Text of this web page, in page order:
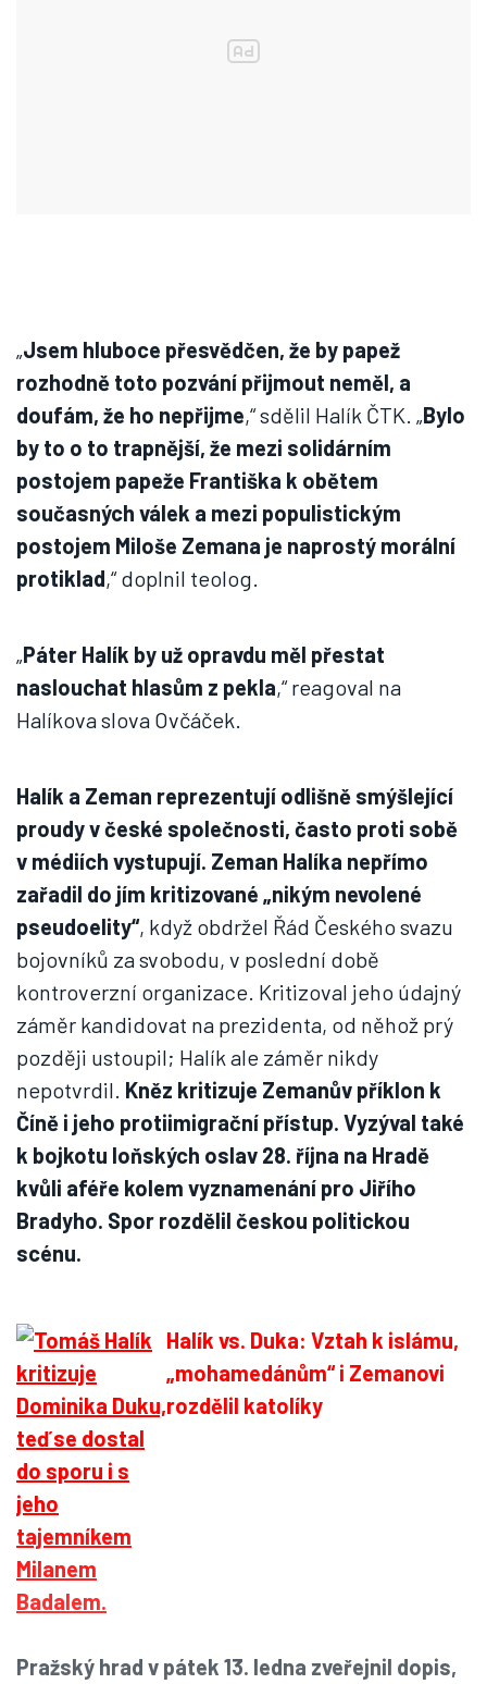
„Jsem hluboce přesvědčen, že by papež
rozhodně toto pozvání přijmout neměl, a
doufám, že ho nepřijme,“ sdělil Halík ČTK. „Bylo
by to o to trapnější, že mezi solidárním
postojem papeže Františka k obětem
současných válek a mezi populistickým
postojem Miloše Zemana je naprostý morální
protiklad,“ doplnil teolog.
„Páter Halík by už opravdu měl přestat
naslouchat hlasům z pekla,“ reagoval na
Halíkova slova Ovčáček.
Halík a Zeman reprezentují odlišně smýšlející
proudy v české společnosti, často proti sobě
v médiích vystupují. Zeman Halíka nepřímo
zařadil do jím kritizované „nikým nevolené
pseudoelity“, když obdržel Řád Českého svazu
bojovníků za svobodu, v poslední době
kontroverzní organizace. Kritizoval jeho údajný
záměr kandidovat na prezidenta, od něhož prý
později ustoupil; Halík ale záměr nikdy
nepotvrdil. Kněz kritizuje Zemanův příklon k
Číně i jeho protiimigrační přístup. Vyzýval také
k bojkotu loňských oslav 28. října na Hradě
kvůli aféře kolem vyznamenání pro Jiřího
Bradyho. Spor rozdělil českou politickou
scénu.
Halík vs. Duka: Vztah k islámu,
„mohamedánům“ i Zemanovi
rozdělil katolíky
Pražský hrad v pátek 13. ledna zveřejnil dopis,